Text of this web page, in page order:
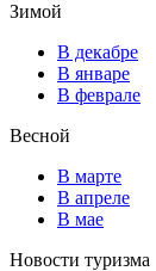
Зимой
В декабре
В январе
В феврале
Весной
В марте
В апреле
В мае
Новости туризма